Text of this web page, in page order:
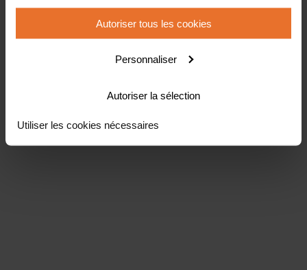
Autoriser tous les cookies
Personnaliser
Autoriser la sélection
Utiliser les cookies nécessaires